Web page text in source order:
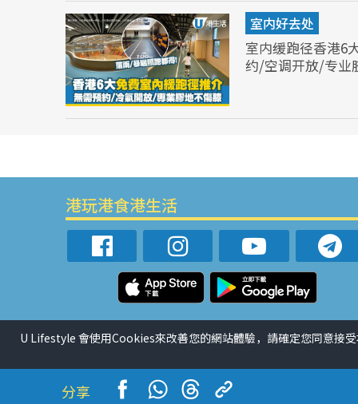
室内好去处
室内缓跑径香港6
约/空调开放/专业
分享
港玩港食港生活
U Lifestyle 會使用Cookies來改善您的網站體驗，請確定您同意接